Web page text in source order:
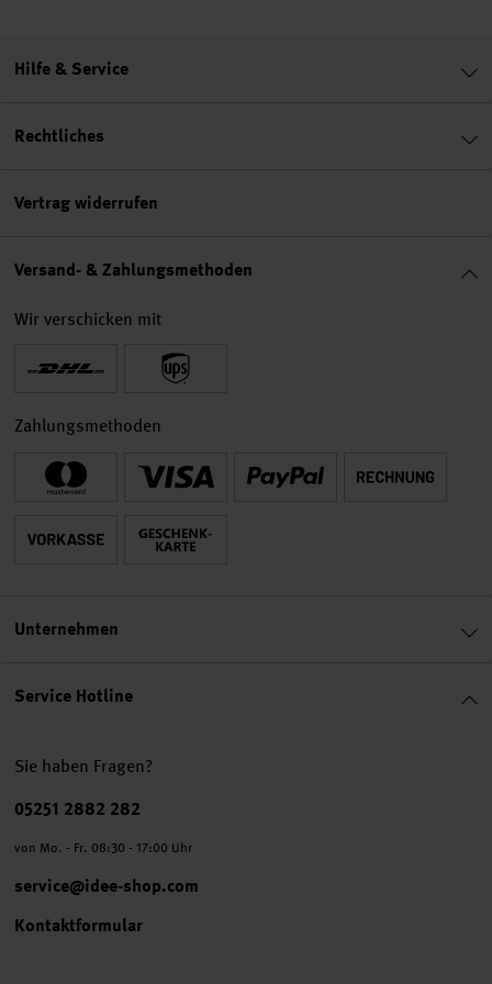
Service Hotline
Sie haben Fragen?
Telefonnummer
05251 2882 282
von Mo. - Fr. 08:30 - 17:00 Uhr
service@idee-shop.com
Kontaktformular
Hilfe & Service
Rechtliches
Vertrag widerrufen
Versand- & Zahlungsmethoden
Wir verschicken mit
Zahlungsmethoden
Unternehmen